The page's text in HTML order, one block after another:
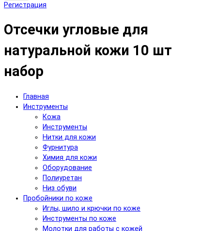
Регистрация
Отсечки угловые для
натуральной кожи 10 шт
набор
Главная
Инструменты
Кожа
Инструменты
Нитки для кожи
Фурнитура
Химия для кожи
Оборудование
Полиуретан
Низ обуви
Пробойники по коже
Иглы, шило и крючки по коже
Инструменты по коже
Молотки для работы с кожей